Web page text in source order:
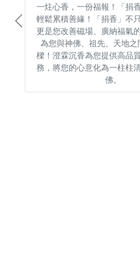
一炷心香，一份福報！「捐
輕鬆累積善緣！「捐香」不
更是您改善磁場、廣納福氣
為您與神佛、祖先、天地
樑！澄霖沉香為您提供高品
務，將您的心意化為一柱柱
佛。
Previous